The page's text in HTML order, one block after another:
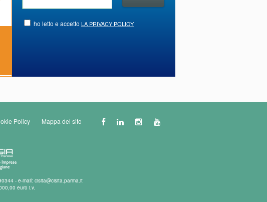
ho letto e accetto LA PRIVACY POLICY
Policy Mappa del sito
- e-mail: cisita@cisita.parma.it
euro i.v.